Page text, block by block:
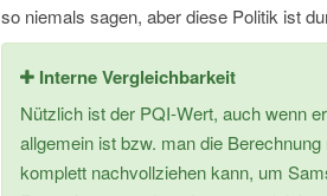
so niemals sagen, aber diese Politik ist
Interne Vergleichbarkeit
Nützlich ist der PQI-Wert, auch wenn
allgemein ist bzw. man die Berechnung
komplett nachvollziehen kann, um